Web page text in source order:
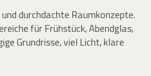
durchdachte Raumkonzepte.
für Frühstück, Abendglas,
Grundrisse, viel Licht, klare